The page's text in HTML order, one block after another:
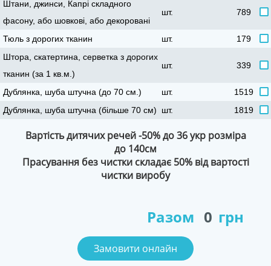
Штани, джинси, Капрі складного
фасону, або шовкові, або декоровані
шт. 789
Тюль з дорогих тканин шт.
179
Штора, скатертина, серветка з дорогих
тканин (за 1 кв.м.)
шт. 339
Дублянка, шуба штучна (до 70 см.) шт.
1519
Дублянка, шуба штучна (більше 70 см)
шт. 1819
артість дитячих речей -50% до 36 укр розміра
до 140см
Прасування без чистки складає 50% від вартості
чистки виробу
Разом 0 рн
Замовити онлайн